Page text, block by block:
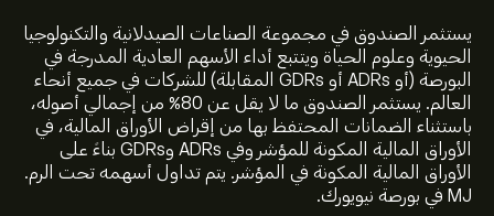
يستثمر الصندوق في مجموعة الصناعات الصيدلانية والتكنولوجيا
الحيوية وعلوم الحياة ويتتبع أداء الأسهم العادية المدرجة في
البورصة (أو ADRs أو GDRs المقابلة) للشركات في جميع أنحاء
العالم. يستثمر الصندوق ما لا يقل عن 80٪ من إجمالي أصوله،
باستثناء الضمانات المحتفظ بها من إقراض الأوراق المالية، في
الأوراق المالية المكونة للمؤشر وفي ADRs وGDRs بناءً على
الأوراق المالية المكونة في المؤشر. يتم تداول أسهمه تحت الرم.
MJ في بورصة نيويورك.
السعر الحالي لـ MJ هو 22.51‎$‎ دولار
أعلى سعر على الإطلاق لـ ETFMG Alternative Harvest ETF
هو 485.54‎$‎ دولار